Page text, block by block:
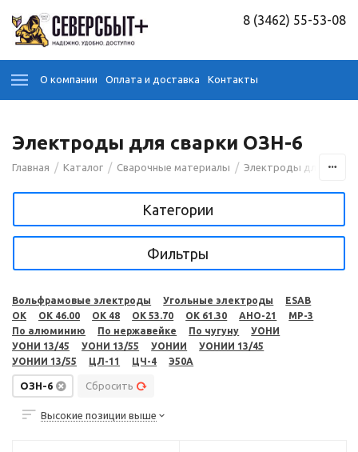
8 (3462) 55-53-08
О компании Оплата и доставка Контакты
Электроды для сварки ОЗН-6
Главная / Каталог / Сварочные материалы / Электроды для сварки
Категории
Фильтры
Вольфрамовые электроды Угольные электроды
ESAB
OK
OK 46.00 OK 48 OK 53.70 OK 61.30 АНО-21
МР-3
По алюминию
По нержавейке По чугуну
УОНИ
УОНИ 13/45
УОНИ 13/55 УОНИИ
УОНИИ 13/45
УОНИИ 13/55
ЦЛ-11 ЦЧ-4 Э50А
ОЗН-6 Сбросить
Высокие позиции выше